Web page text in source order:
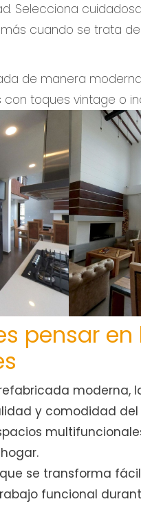
Selecciona
cuando se trata
de manera
toques vintage o
pensar
y comodidad
se transforma
funcional